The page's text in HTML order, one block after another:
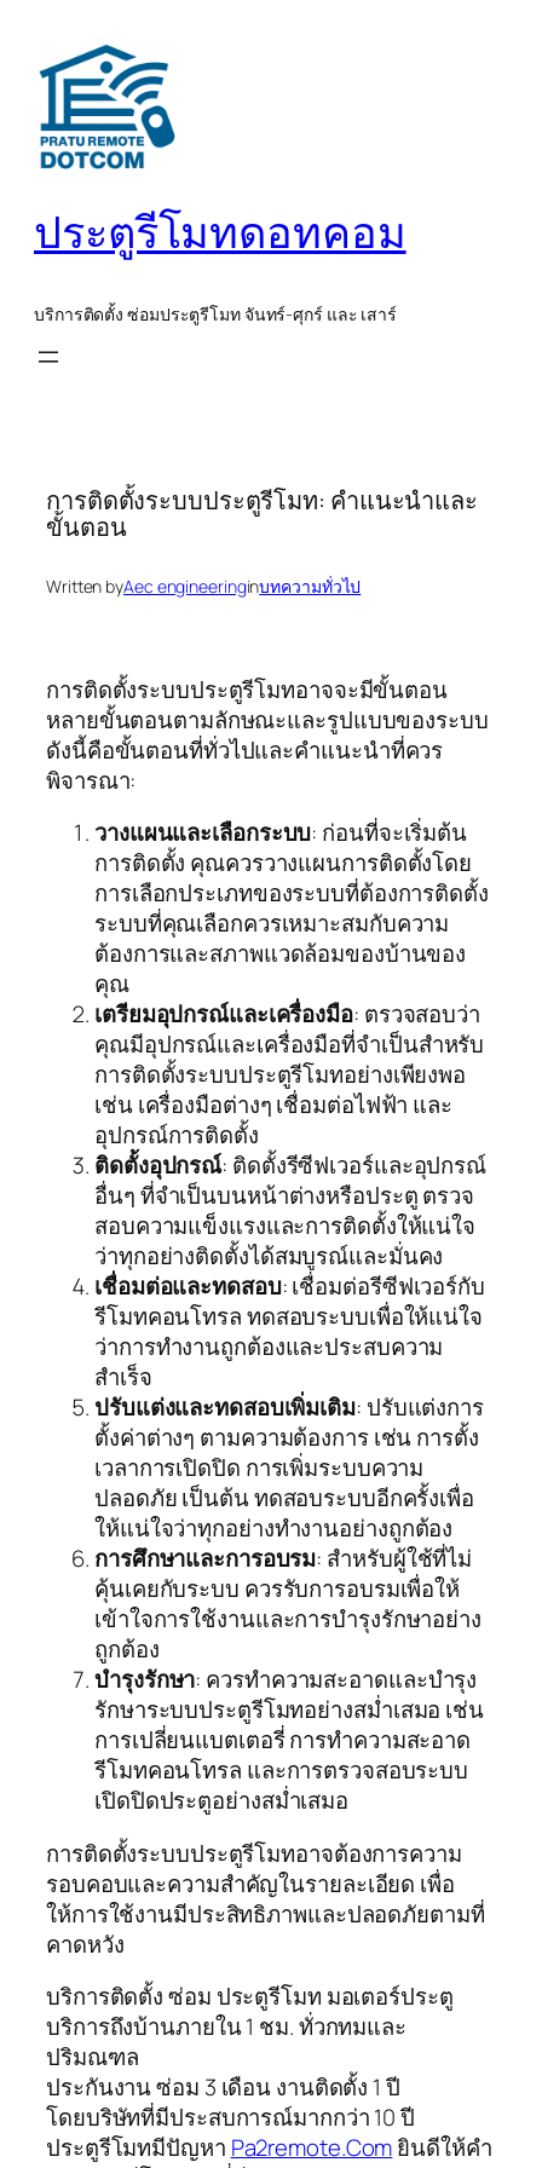
เนื้อหา
ประตูรีโมทดอทคอม
บริการติดตั้ง ซ่อมประตูรีโมท จันทร์-ศุกร์ และ เสาร์
การติดตั้งระบบประตูรีโมท: คำแนะนำและ
ขั้นตอน
Written byAec engineeringinบทความทั่วไป
การติดตั้งระบบประตูรีโมทอาจจะมีขั้นตอน
หลายขั้นตอนตามลักษณะและรูปแบบของระบบ
ดังนี้คือขั้นตอนที่ทั่วไปและคำแนะนำที่ควร
พิจารณา:
วางแผนและเลือกระบบ: ก่อนที่จะเริ่มต้น
การติดตั้ง คุณควรวางแผนการติดตั้งโดย
การเลือกประเภทของระบบที่ต้องการติดตั้ง
ระบบที่คุณเลือกควรเหมาะสมกับความ
ต้องการและสภาพแวดล้อมของบ้านของ
คุณ
เตรียมอุปกรณ์และเครื่องมือ: ตรวจสอบว่า
คุณมีอุปกรณ์และเครื่องมือที่จำเป็นสำหรับ
การติดตั้งระบบประตูรีโมทอย่างเพียงพอ
เช่น เครื่องมือต่างๆ เชื่อมต่อไฟฟ้า และ
อุปกรณ์การติดตั้ง
ติดตั้งอุปกรณ์: ติดตั้งรีซีฟเวอร์และอุปกรณ์
อื่นๆ ที่จำเป็นบนหน้าต่างหรือประตู ตรวจ
สอบความแข็งแรงและการติดตั้งให้แน่ใจ
ว่าทุกอย่างติดตั้งได้สมบูรณ์และมั่นคง
เชื่อมต่อและทดสอบ: เชื่อมต่อรีซีฟเวอร์กับ
รีโมทคอนโทรล ทดสอบระบบเพื่อให้แน่ใจ
ว่าการทำงานถูกต้องและประสบความ
สำเร็จ
ปรับแต่งและทดสอบเพิ่มเติม: ปรับแต่งการ
ตั้งค่าต่างๆ ตามความต้องการ เช่น การตั้ง
เวลาการเปิดปิด การเพิ่มระบบความ
ปลอดภัย เป็นต้น ทดสอบระบบอีกครั้งเพื่อ
ให้แน่ใจว่าทุกอย่างทำงานอย่างถูกต้อง
การศึกษาและการอบรม: สำหรับผู้ใช้ที่ไม่
คุ้นเคยกับระบบ ควรรับการอบรมเพื่อให้
เข้าใจการใช้งานและการบำรุงรักษาอย่าง
ถูกต้อง
บำรุงรักษา: ควรทำความสะอาดและบำรุง
รักษาระบบประตูรีโมทอย่างสม่ำเสมอ เช่น
การเปลี่ยนแบตเตอรี่ การทำความสะอาด
รีโมทคอนโทรล และการตรวจสอบระบบ
เปิดปิดประตูอย่างสม่ำเสมอ
การติดตั้งระบบประตูรีโมทอาจต้องการความ
รอบคอบและความสำคัญในรายละเอียด เพื่อ
ให้การใช้งานมีประสิทธิภาพและปลอดภัยตามที่
คาดหวัง
บริการติดตั้ง ซ่อม ประตูรีโมท มอเตอร์ประตู
บริการถึงบ้านภายใน 1 ชม. ทั่วกทมและ
ปริมณฑล
ประกันงาน ซ่อม 3 เดือน งานติดตั้ง 1 ปี
โดยบริษัทที่มีประสบการณ์มากกว่า 10 ปี
ประตูรีโมทมีปัญหา Pa2remote.Comยินดีให้คำ